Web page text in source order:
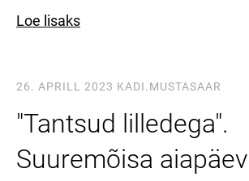
Loe lisaks
26. APRILL 2023 KADI.MUSTASAAR
"Tantsud lilledega".
Suuremõisa